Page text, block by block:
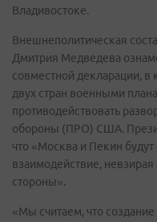
Владивостоке.
Внешнеполитическая
Дмитрия Медведева
совместной декларации, в
двух стран военными
противодействовать
обороны (ПРО) США.
что «Москва и Пекин будут
взаимодействие,
стороны».
«Мы считаем, что